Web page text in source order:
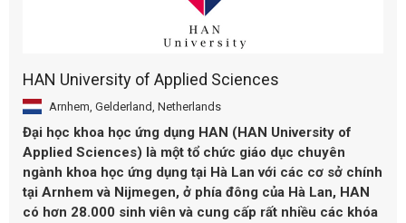
HAN University of Applied Sciences
Arnhem, Gelderland, Netherlands
Đại học khoa học ứng dụng HAN (HAN University of
Applied Sciences) là một tổ chức giáo dục chuyên
ngành khoa học ứng dụng tại Hà Lan với các cơ sở chính
tại Arnhem và Nijmegen, ở phía đông của Hà Lan, HAN
có hơn 28.000 sinh viên và cung cấp rất nhiều các khóa